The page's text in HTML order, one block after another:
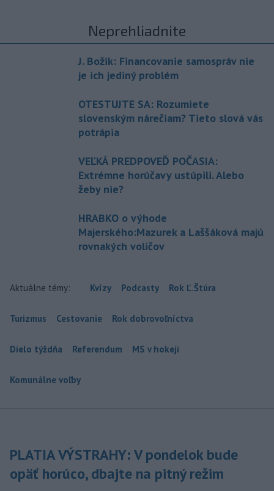
Neprehliadnite
J. Božik: Financovanie samospráv nie
je ich jediný problém
OTESTUJTE SA: Rozumiete
slovenským nárečiam? Tieto slová vás
potrápia
VEĽKÁ PREDPOVEĎ POČASIA:
Extrémne horúčavy ustúpili. Alebo
žeby nie?
HRABKO o výhode
Majerského:Mazurek a Laššáková majú
rovnakých voličov
Aktuálne témy: Kvízy Podcasty Rok Ľ.Štúra
Turizmus Cestovanie Rok dobrovoľníctva
Dielo týždňa Referendum MS v hokeji
Komunálne voľby
PLATIA VÝSTRAHY: V pondelok bude
opäť horúco, dbajte na pitný režim